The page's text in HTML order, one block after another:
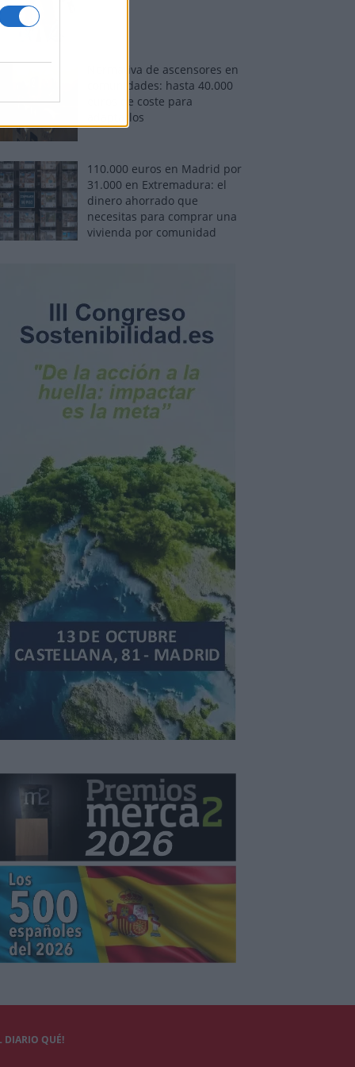
Normativa de ascensores en
comunidades: hasta 40.000
euros de coste para
adaptarlos
110.000 euros en Madrid por
31.000 en Extremadura: el
dinero ahorrado que
necesitas para comprar una
vivienda por comunidad
DIARIO QUÉ!